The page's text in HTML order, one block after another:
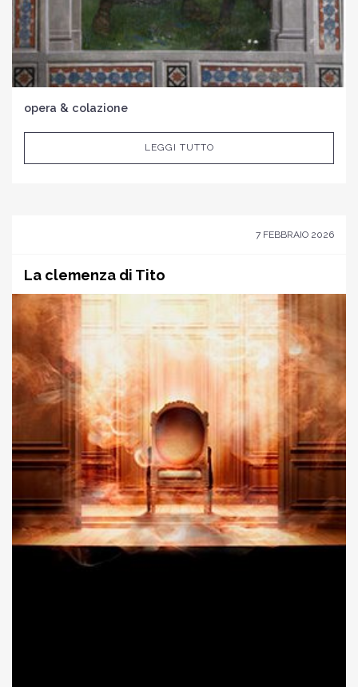
opera & colazione
LEGGI TUTTO
7 FEBBRAIO 2026
La clemenza di Tito